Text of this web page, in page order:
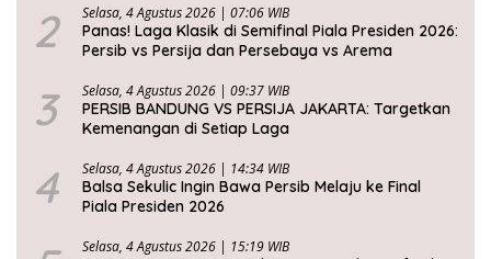
2 Selasa, 4 Agustus 2026 | 07:06 WIB
Panas! Laga Klasik di Semifinal Piala Presiden 2026:
Persib vs Persija dan Persebaya vs Arema
3 Selasa, 4 Agustus 2026 | 09:37 WIB
PERSIB BANDUNG VS PERSIJA JAKARTA: Targetkan
Kemenangan di Setiap Laga
4 Selasa, 4 Agustus 2026 | 14:34 WIB
Balsa Sekulic Ingin Bawa Persib Melaju ke Final
Piala Presiden 2026
Selasa, 4 Agustus 2026 | 15:19 WIB